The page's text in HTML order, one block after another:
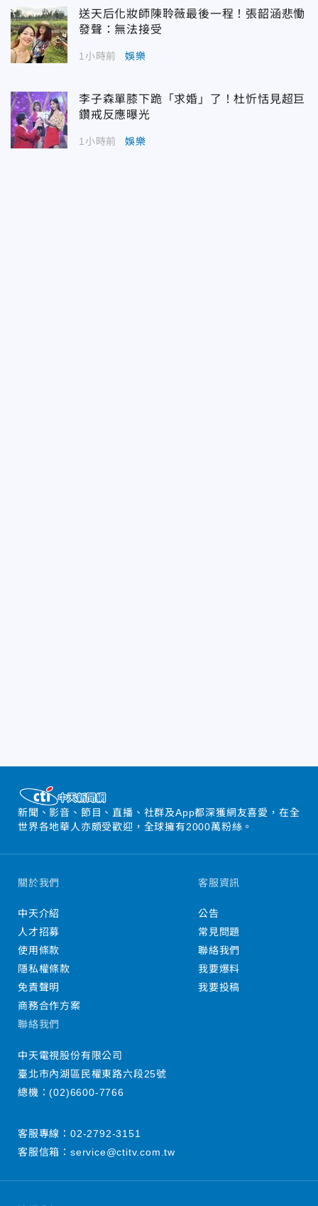
送天后化妝師陳聆薇最後一程！張韶涵悲慟
發聲：無法接受
1小時前 娛樂
李子森單膝下跪「求婚」了！杜忻恬見超巨
鑽戒反應曝光
1小時前 娛樂
新聞、影音、節目、直播、社群及App都深獲網友喜愛，在全
世界各地華人亦頗受歡迎，全球擁有2000萬粉絲。
關於我們
中天介紹
人才招募
使用條款
隱私權條款
免責聲明
商務合作方案
客服資訊
公告
常見問題
聯絡我們
我要爆料
我要投稿
聯絡我們
中天電視股份有限公司
臺北市內湖區民權東路六段25號
總機：(02)6600-7766
客服專線： 02-2792-3151
客服信箱： service@ctitv.com.tw